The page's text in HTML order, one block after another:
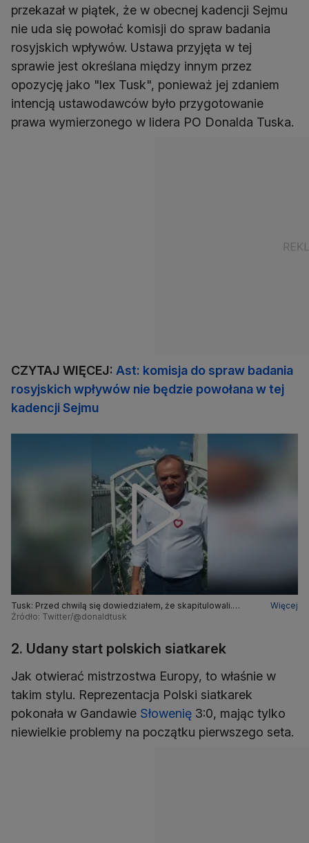
przekazał w piątek, że w obecnej kadencji Sejmu
nie uda się powołać komisji do spraw badania
rosyjskich wpływów. Ustawa przyjęta w tej
sprawie jest określana między innym przez
opozycję jako "lex Tusk", ponieważ jej zdaniem
intencją ustawodawców było przygotowanie
prawa wymierzonego w lidera PO Donalda Tuska.
CZYTAJ WIĘCEJ: Ast: komisja do spraw badania
rosyjskich wpływów nie będzie powołana w tej
kadencji Sejmu
Tusk: Przed chwilą się dowiedziałem, że skapitulowali.
Wycofali się z tego pomysłu. Właśnie dzięki wam.
Więcej
Źródło: Twitter/@donaldtusk
2. Udany start polskich siatkarek
Jak otwierać mistrzostwa Europy, to właśnie w
takim stylu. Reprezentacja Polski siatkarek
pokonała w Gandawie Słowenię 3:0, mając tylko
niewielkie problemy na początku pierwszego seta.